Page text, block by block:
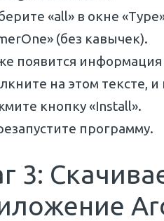
«all» в окне
(без кавычек).
появится информация
на этом тексте, и
кнопку «Install».
программу.
3: